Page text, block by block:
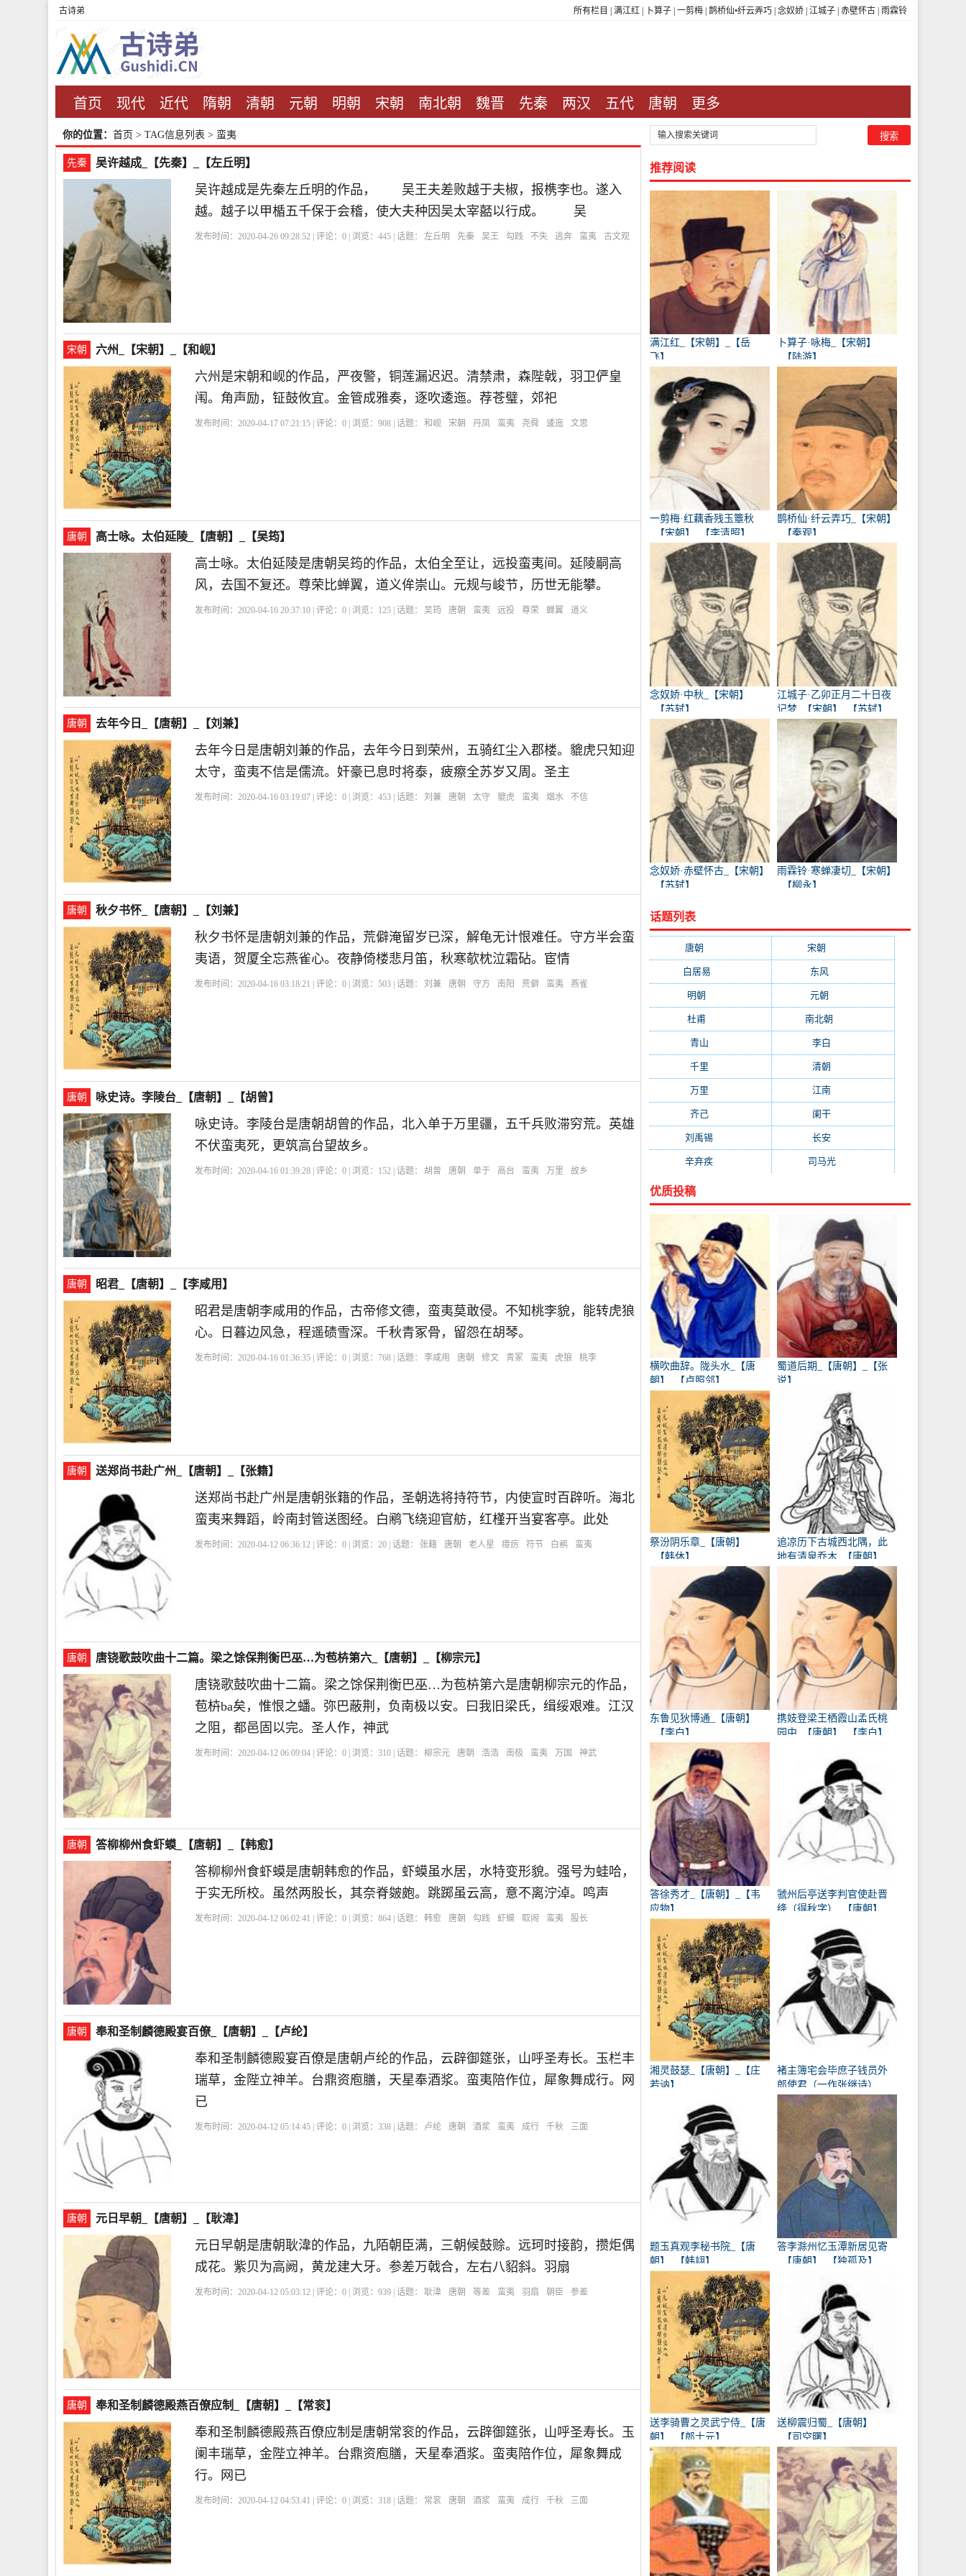
所有栏目 满江红 卜算子 一剪梅 鹊桥仙•纤云弄巧 念奴娇 江城子 赤壁怀古 雨霖铃
古诗弟
首页 现代 近代 隋朝 清朝 元朝 明朝 宋朝 南北朝 魏晋 先秦 两汉 五代 唐朝 更多
你的位置： 首页 > TAG信息列表 > 蛮夷
先秦 吴许越成_【先秦】_【左丘明】
吴许越成是先秦左丘明的作品， 吴王夫差败越于夫椒，报槜李也。遂入
越。越子以甲楯五千保于会稽，使大夫种因吴太宰嚭以行成。 吴
发布时间：2020-04-26 09:28:52 | 评论：0 | 浏览：445 | 话题： 左丘明 先秦 吴王 勾践 不失 逃奔 蛮夷
古文观
宋朝 六州_【宋朝】_【和岘】
六州是宋朝和岘的作品，严夜警，铜莲漏迟迟。清禁肃，森陛戟，羽卫俨皇
闱。角声励，钲鼓攸宜。金管成雅奏，逐吹逶迤。荐苍璧，郊祀
发布时间：2020-04-17 07:21:15 | 评论：0 | 浏览：908 | 话题： 和岘 宋朝 丹凤 蛮夷 尧舜 逶迤 文思
唐朝 高士咏。太伯延陵_【唐朝】_【吴筠】
高士咏。太伯延陵是唐朝吴筠的作品，太伯全至让，远投蛮夷间。延陵嗣高
风，去国不复还。尊荣比蝉翼，道义侔崇山。元规与峻节，历世无能攀。
发布时间：2020-04-16 20:37:10 | 评论：0 | 浏览： 125 | 话题： 吴筠 唐朝 蛮夷 远投 尊荣 蝉翼 道义
唐朝 去年今日_【唐朝】_【刘兼】
去年今日是唐朝刘兼的作品，去年今日到荣州，五骑红尘入郡楼。貔虎只知迎
太守，蛮夷不信是儒流。奸豪已息时将泰，疲瘵全苏岁又周。圣主
发布时间：2020-04-16 03:19:07 | 评论：0 | 浏览：453 | 话题： 刘兼 唐朝 太守 貔虎 蛮夷 烟水 不信
唐朝 秋夕书怀_【唐朝】_【刘兼】
秋夕书怀是唐朝刘兼的作品，荒僻淹留岁已深，解龟无计恨难任。守方半会蛮
夷语，贺厦全忘燕雀心。夜静倚楼悲月笛，秋寒欹枕泣霜砧。宦情
发布时间：2020-04-16 03:18:21 | 评论：0 | 浏览：503 | 话题： 刘兼 唐朝 守方 南阳 荒僻 蛮夷 燕雀
唐朝 咏史诗。李陵台_【唐朝】_【胡曾】
咏史诗。李陵台是唐朝胡曾的作品，北入单于万里疆，五千兵败滞穷荒。英雄
不伏蛮夷死，更筑高台望故乡。
发布时间：2020-04-16 01:39:28 | 评论：0 | 浏览： 152 | 话题： 胡曾 唐朝 单于 高台 蛮夷 万里 故乡
唐朝 昭君_【唐朝】_【李咸用】
昭君是唐朝李咸用的作品，古帝修文德，蛮夷莫敢侵。不知桃李貌，能转虎狼
心。日暮边风急，程遥碛雪深。千秋青冢骨，留怨在胡琴。
发布时间：2020-04-16 01:36:35 | 评论：0 | 浏览： 768 | 话题： 李咸用 唐朝 修文 青冢 蛮夷 虎狼 桃李
唐朝 送郑尚书赴广州_【唐朝】_【张籍】
送郑尚书赴广州是唐朝张籍的作品，圣朝选将持符节，内使宣时百辟听。海北
蛮夷来舞蹈，岭南封管送图经。白鹇飞绕迎官舫，红槿开当宴客亭。此处
发布时间：2020-04-12 06:36:12 | 评论：0 | 浏览：20 | 话题： 张籍 唐朝 老人星 瘴疠 符节 白鹇 蛮夷
唐朝 唐铙歌鼓吹曲十二篇。梁之馀保荆衡巴巫…为苞枿第六_【唐朝】_【柳宗元】
唐铙歌鼓吹曲十二篇。梁之馀保荆衡巴巫…为苞枿第六是唐朝柳宗元的作品，
苞枿ba矣，惟恨之蟠。弥巴蔽荆，负南极以安。曰我旧梁氏，缉绥艰难。江汉
之阻，都邑固以完。圣人作，神武
发布时间：2020-04-12 06:09:04 | 评论：0 | 浏览：310 | 话题： 柳宗元 唐朝 浩浩 南极 蛮夷 万国 神武
唐朝 答柳柳州食虾蟆_【唐朝】_【韩愈】
答柳柳州食虾蟆是唐朝韩愈的作品，虾蟆虽水居，水特变形貌。强号为蛙哈，
于实无所校。虽然两股长，其奈脊皴皰。跳踯虽云高，意不离泞淖。鸣声
发布时间：2020-04-12 06:02:41 | 评论：0 | 浏览：864 | 话题： 韩愈 唐朝 勾践 虾蟆 取闹 蛮夷 股长
唐朝 奉和圣制麟德殿宴百僚_【唐朝】_【卢纶】
奉和圣制麟德殿宴百僚是唐朝卢纶的作品，云辟御筵张，山呼圣寿长。玉栏丰
瑞草，金陛立神羊。台鼎资庖膳，天星奉酒浆。蛮夷陪作位，犀象舞成行。网
已
发布时间：2020-04-12 05:14:45 | 评论：0 | 浏览：338 | 话题： 卢纶 唐朝 酒浆 蛮夷 成行 千秋 三面
唐朝 元日早朝_【唐朝】_【耿湋】
元日早朝是唐朝耿湋的作品，九陌朝臣满，三朝候鼓赊。远珂时接韵，攒炬偶
成花。紫贝为高阙，黄龙建大牙。参差万戟合，左右八貂斜。羽扇
发布时间：2020-04-12 05:03:12 | 评论：0 | 浏览：939 | 话题： 耿湋 唐朝 等差 蛮夷 羽扇 朝臣 参差
唐朝 奉和圣制麟德殿燕百僚应制_【唐朝】_【常衮】
奉和圣制麟德殿燕百僚应制是唐朝常衮的作品，云辟御筵张，山呼圣寿长。玉
阑丰瑞草，金陛立神羊。台鼎资庖膳，天星奉酒浆。蛮夷陪作位，犀象舞成
行。网已
发布时间：2020-04-12 04:53:41 | 评论：0 | 浏览：318 | 话题： 常衮 唐朝 酒浆 蛮夷 成行 千秋 三面
推荐阅读
满江红_【宋朝】_【岳
飞】
卜算子·咏梅_【宋朝】
_【陆游】
一剪梅·红藕香残玉簟秋
_【宋朝】_【李清照】
鹊桥仙·纤云弄巧_【宋朝】
_【秦观】
念奴娇·中秋_【宋朝】
_【苏轼】
江城子·乙卯正月二十日夜
记梦_【宋朝】_【苏轼】
念奴娇·赤壁怀古_【宋朝】
_【苏轼】
雨霖铃·寒蝉凄切_【宋朝】
_【柳永】
话题列表
唐朝 宋朝
白居易 东风(1544)
明朝 元朝
杜甫 南北朝
青山 李白
千里 清朝
万里 江南
齐己(781) 阑干
刘禹锡 长安
辛弃疾 司马光(601)
优质投稿
横吹曲辞。陇头水_【唐
朝】_【卢照邻】
蜀道后期_【唐朝】_【张
说】
祭汾阴乐章_【唐朝】
_【韩休】
追凉历下古城西北隅，此
地有清泉乔木_【唐朝】
东鲁见狄博通_【唐朝】
_【李白】
携妓登梁王栖霞山孟氏桃
园中_【唐朝】_【李白】
答徐秀才_【唐朝】_【韦
应物】
虢州后亭送李判官使赴晋
绛（得秋字）_【唐朝】
湘灵鼓瑟_【唐朝】_【庄
若讷】
褚主簿宅会毕庶子钱员外
郎使君（一作张继诗）
_【唐朝】_【韩翃】
题玉真观李秘书院_【唐
朝】_【韩翃】
答李滁州忆玉潭新居见寄
_【唐朝】_【独孤及】
送李骑曹之灵武宁侍_【唐
朝】_【郎士元】
送柳震归蜀_【唐朝】
_【司空曙】